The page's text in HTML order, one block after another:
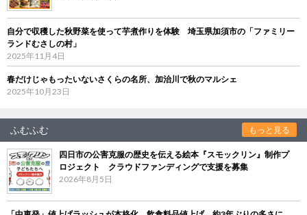
自分で収穫した秋野菜を使って芋煮作りを体験 埼玉県加須市の「ファミリー
ランドむさしの村」
2025年11月4日
春だけじゃもったいないさくらの名所、加治川で秋のマルシェ
2025年10月23日
ふむふむ もっと見る
四日市の公害克服の歴史を伝える絵本『スモックリン』制作プ
ロジェクト クラウドファンディングで支援を募集
2026年8月5日